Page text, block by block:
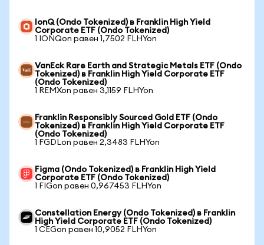
IonQ (Ondo Tokenized) в Franklin High Yield
Corporate ETF (Ondo Tokenized)
1 IONQon равен 1,7502 FLHYon
VanEck Rare Earth and Strategic Metals ETF (Ondo
Tokenized) в Franklin High Yield Corporate ETF
(Ondo Tokenized)
1 REMXon равен 3,1159 FLHYon
Franklin Responsibly Sourced Gold ETF (Ondo
Tokenized) в Franklin High Yield Corporate ETF
(Ondo Tokenized)
1 FGDLon равен 2,3483 FLHYon
Figma (Ondo Tokenized) в Franklin High Yield
Corporate ETF (Ondo Tokenized)
1 FIGon равен 0,967453 FLHYon
Constellation Energy (Ondo Tokenized) в Franklin
High Yield Corporate ETF (Ondo Tokenized)
1 CEGon равен 10,9052 FLHYon